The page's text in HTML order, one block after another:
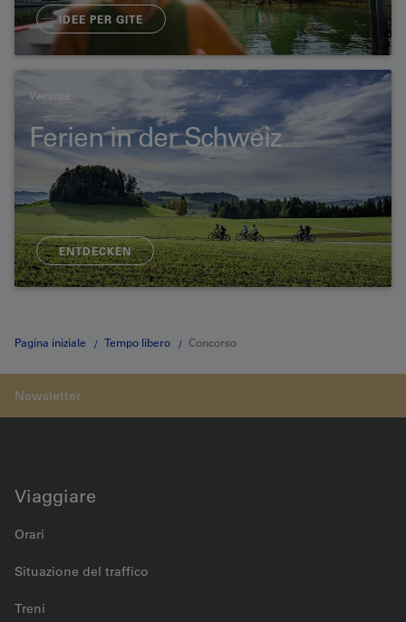
IDEE PER GITE
Vacanze
Ferien in der Schweiz
ENTDECKEN
Pagina iniziale Tempo libero Concorso
Viaggiare
Orari
Situazione del traffico
Treni